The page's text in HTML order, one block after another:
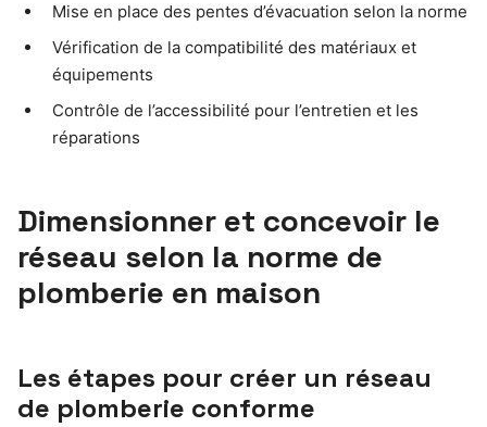
Mise en place des pentes d’évacuation selon la norme
Vérification de la compatibilité des matériaux et
équipements
Contrôle de l’accessibilité pour l’entretien et les
réparations
Dimensionner et concevoir le
réseau selon la norme de
plomberie en maison
Les étapes pour créer un réseau
de plomberie conforme